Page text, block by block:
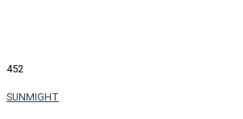
452
SUNMIGHT